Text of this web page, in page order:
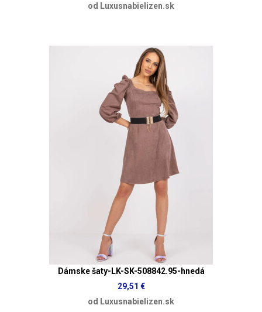
od Luxusnabielizen.sk
Dámske šaty-LK-SK-508842.95-hnedá
29,51 €
od Luxusnabielizen.sk